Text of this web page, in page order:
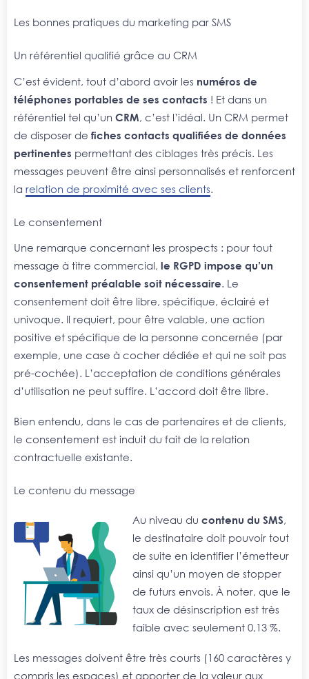
Les bonnes pratiques du marketing par SMS
Un référentiel qualifié grâce au CRM
C’est évident, tout d’abord avoir les numéros de
téléphones portables de ses contacts ! Et dans un
référentiel tel qu’un CRM, c’est l’idéal. Un CRM permet
de disposer de fiches contacts qualifiées de données
pertinentes permettant des ciblages très précis. Les
messages peuvent être ainsi personnalisés et renforcent
la relation de proximité avec ses clients.
Le consentement
Une remarque concernant les prospects : pour tout
message à titre commercial, le RGPD impose qu’un
consentement préalable soit nécessaire. Le
consentement doit être libre, spécifique, éclairé et
univoque. Il requiert, pour être valable, une action
positive et spécifique de la personne concernée (par
exemple, une case à cocher dédiée et qui ne soit pas
pré-cochée). L’acceptation de conditions générales
d’utilisation ne peut suffire. L’accord doit être libre.
Bien entendu, dans le cas de partenaires et de clients,
le consentement est induit du fait de la relation
contractuelle existante.
Le contenu du message
Au niveau du contenu du SMS,
le destinataire doit pouvoir tout
de suite en identifier l’émetteur
ainsi qu’un moyen de stopper
de futurs envois. À noter, que le
taux de désinscription est très
faible avec seulement 0,13 %.
Les messages doivent être très courts (160 caractères y
compris les espaces) et apporter de la valeur aux